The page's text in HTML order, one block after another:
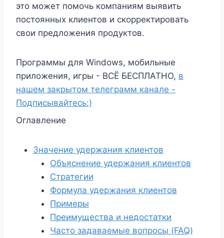
это может помочь компаниям выявить
постоянных клиентов и скорректировать
свои предложения продуктов.
Программы для Windows, мобильные
приложения, игры - ВСЁ БЕСПЛАТНО, в
нашем закрытом телеграмм канале -
Подписывайтесь:)
Оглавление
Значение удержания клиентов
Объяснение удержания клиентов
Стратегии
Формула удержания клиентов
Примеры
Преимущества и недостатки
Часто задаваемые вопросы (FAQ)